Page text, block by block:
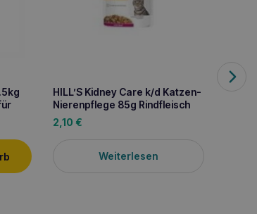
HILL’S Kidney Care k/d Katzen-
Nierenpflege 85g Rindfleisch
2,10 €
Weiterlesen